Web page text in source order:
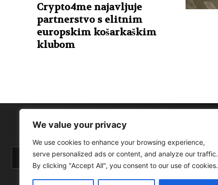
We value your privacy
We use cookies to enhance your browsing experience,
serve personalized ads or content, and analyze our traffic.
By clicking "Accept All", you consent to our use of cookies.
Crypto4me najavljuje
partnerstvo s elitnim
europskim košarkaškim
klubom